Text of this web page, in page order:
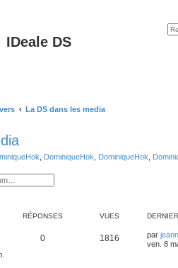
IDeale DS
La DS dans les media
DominiqueHok DominiqueHok
RÉPONSES VUES
0 1816 par
ven. 8